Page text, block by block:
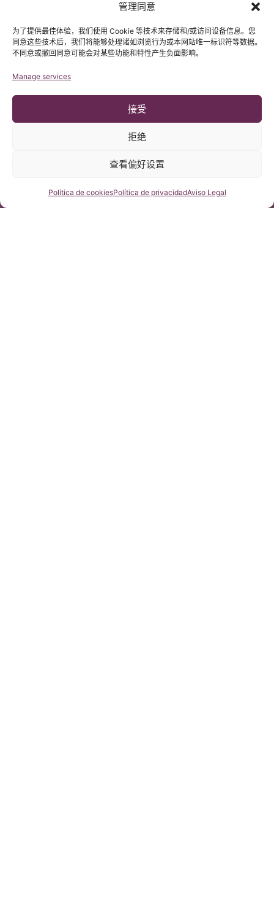
管理同意
为了提供最佳体验，我们使用 Cookie 等技术来存储和/或访问设备信息。您
同意这些技术后，我们将能够处理诸如浏览行为或本网站唯一标识符等数据。
不同意或撤回同意可能会对某些功能和特性产生负面影响。
Manage services
接受
拒绝
查看偏好设置
Política de cookiesPolítica de privacidadAviso Legal
原发性脊髓空洞症
咨询我们